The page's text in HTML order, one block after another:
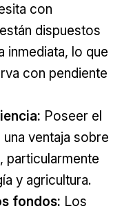
con
dispuestos
inmediata, lo que
con pendiente
Poseer el
ventaja sobre
particularmente
y agricultura.
fondos: Los